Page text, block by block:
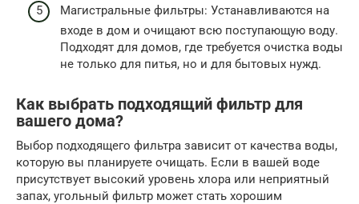
Магистральные фильтры: Устанавливаются на
входе в дом и очищают всю поступающую воду.
Подходят для домов, где требуется очистка воды
не только для питья, но и для бытовых нужд.
Как выбрать подходящий фильтр для
вашего дома?
Выбор подходящего фильтра зависит от качества воды,
которую вы планируете очищать. Если в вашей воде
присутствует высокий уровень хлора или неприятный
запах, угольный фильтр может стать хорошим